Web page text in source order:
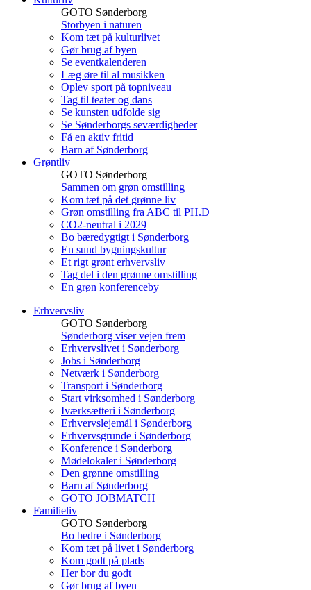
GOTO Sønderborg
Storbyen i naturen
Kom tæt på kulturlivet
Gør brug af byen
Se eventkalenderen
Læg øre til al musikken
Oplev sport på topniveau
Tag til teater og dans
Se kunsten udfolde sig
Se Sønderborgs seværdigheder
Få en aktiv fritid
Barn af Sønderborg
Grøntliv
GOTO Sønderborg
Sammen om grøn omstilling
Kom tæt på det grønne liv
Grøn omstilling fra ABC til PH.D
CO2-neutral i 2029
Bo bæredygtigt i Sønderborg
En sund bygningskultur
Et rigt grønt erhvervsliv
Tag del i den grønne omstilling
En grøn konferenceby
Erhvervsliv
GOTO Sønderborg
Sønderborg viser vejen frem
Erhvervslivet i Sønderborg
Jobs i Sønderborg
Netværk i Sønderborg
Transport i Sønderborg
Start virksomhed i Sønderborg
Iværksætteri i Sønderborg
Erhvervslejemål i Sønderborg
Erhvervsgrunde i Sønderborg
Konference i Sønderborg
Mødelokaler i Sønderborg
Den grønne omstilling
Barn af Sønderborg
GOTO JOBMATCH
Familieliv
GOTO Sønderborg
Bo bedre i Sønderborg
Kom tæt på livet i Sønderborg
Kom godt på plads
Her bor du godt
Gør brug af byen